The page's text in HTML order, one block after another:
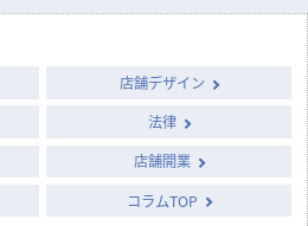
店舗デザイン
法律
店舗開業
コラムTOP